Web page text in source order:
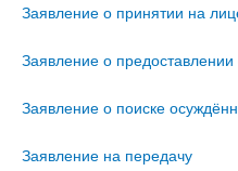
Заявление о принятии на
Заявление о
Заявление о поиске
Заявление на передачу